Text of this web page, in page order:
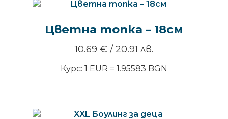
Цветна топка – 18см
10.69 € / 20.91 лв.
Курс: 1 EUR = 1.95583 BGN